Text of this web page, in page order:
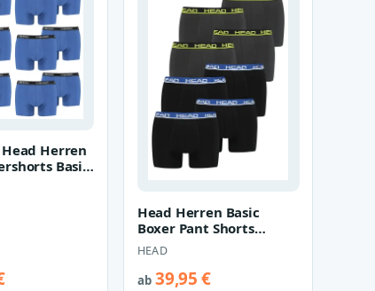
Head Herren
Basic
Head Herren Basic
Boxer Pant Shorts
Unterwäsche Unterhose
8 er Pack
HEAD
ab39,95 €